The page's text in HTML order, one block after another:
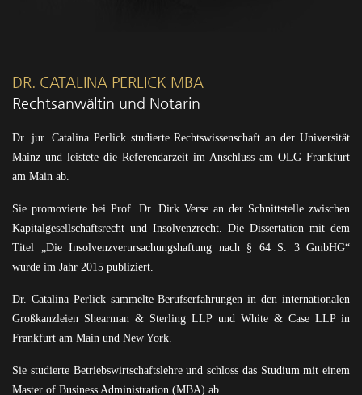
DR. CATALINA PERLICK MBA
Rechtsanwältin und Notarin
Dr. jur. Catalina Perlick studierte Rechtswissenschaft an der Universität
Mainz und leistete die Referendarzeit im Anschluss am OLG Frankfurt
am Main ab.
Sie promovierte bei Prof. Dr. Dirk Verse an der Schnittstelle zwischen
Kapitalgesellschaftsrecht und Insolvenzrecht. Die Dissertation mit dem
Titel „Die Insolvenzverursachungshaftung nach § 64 S. 3 GmbHG“
wurde im Jahr 2015 publiziert.
Dr. Catalina Perlick sammelte Berufserfahrungen in den internationalen
Großkanzleien Shearman & Sterling LLP und White & Case LLP in
Frankfurt am Main und New York.
Sie studierte Betriebswirtschaftslehre und schloss das Studium mit einem
Master of Business Administration (MBA) ab.